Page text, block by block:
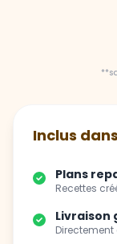
Inclus
Plans
Recettes